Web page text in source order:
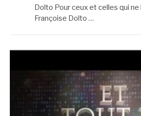
Dolto Pour ceux et celles qui ne
Françoise Dolto …